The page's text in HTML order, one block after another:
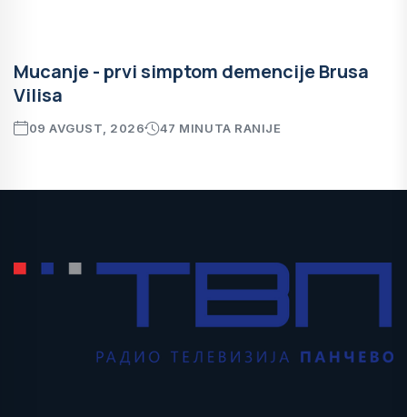
Mucanje - prvi simptom demencije Brusa
Vilisa
09 AVGUST, 2026 47 MINUTA RANIJE